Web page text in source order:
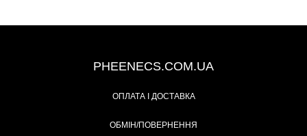
PHEENECS.COM.UA
ОПЛАТА І ДОСТАВКА
ОБМІН/ПОВЕРНЕННЯ